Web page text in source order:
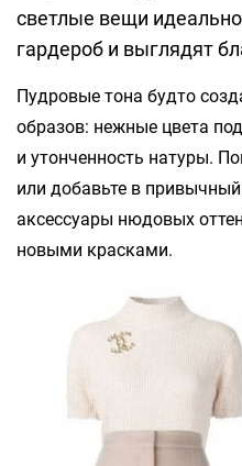
светлые вещи
гардероб и выглядят
Пудровые тона будто
образов: нежные цвета
и утонченность натуры.
или добавьте в
аксессуары нюдовых
новыми красками.